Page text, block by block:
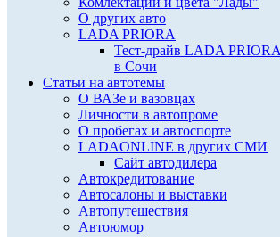
О других авто
LADA PRIORA
Тест-драйв LADA PRIORA
в Сочи
Статьи на автотемы
О ВАЗе и вазовцах
Личности в автопроме
О пробегах и автоспорте
LADAONLINE в других СМИ
Сайт автодилера
Автокредитование
Автосалоны и выставки
Автопутешествия
Автоюмор